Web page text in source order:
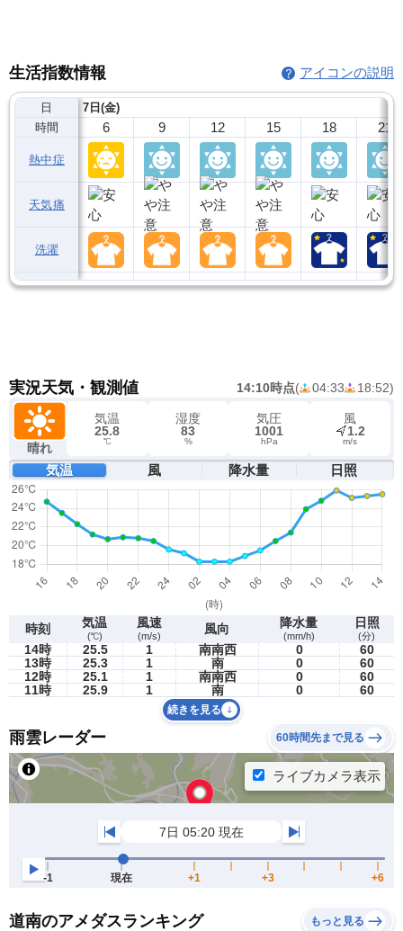
生活指数情報 アイコンの説明
日
時間
熱中症
天気痛
洗濯
7日(金)
6 9 12 15 18 21
実況天気・観測値 14:10時点( 04:33 18:52)
晴れ
気温
25.8
℃
湿度
83
%
気圧
1001
hPa
風
1.2
m/s
気温 風 降水量 日照
時刻 気温
(℃)
風速
(m/s) 風向 降水量
(mm/h)
日照
(分)
14時 25.5 1 南南西 0
60
13時
25.3 1 南 0
60
12時
25.1 1 南南西 0
60
11時
25.9 1 南 0 60
続きを見る
雨雲レーダー 60時間先まで見る
道南のアメダスランキング もっと見る